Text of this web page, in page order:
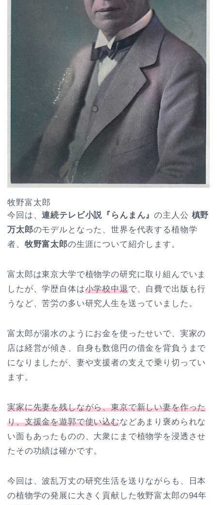
牧野富太郎
今回は、連続テレビ小説『らんまん』の主人公 槙野
万太郎のモデルとなった、世界を代表する植物学
者、 牧野富太郎の生涯について紹介します。
富太郎は東京大学で植物学の研究に取り組んでいま
したが、学歴自体は小学校中退で、自費で出版も行
うなど、苦労の多い研究人生を送っていました。
富太郎が湯水のようにお金を使ったせいで、実家の
店は経営が傾き、自身も数億円の借金を背負うまで
になりましたが、妻や支援者の支えで乗り切ってい
ます。
実家に先妻を残しながら、東京で新しい妻を作った
り、支援金を遊郭で使い込むなどあまり褒められな
い面もあったものの、大衆にまで植物学を浸透させ
たその功績は確かです。
今回は、波乱万丈の研究生活を送りながらも、日本
の植物学の発展に大きく貢献した牧野富太郎の94年